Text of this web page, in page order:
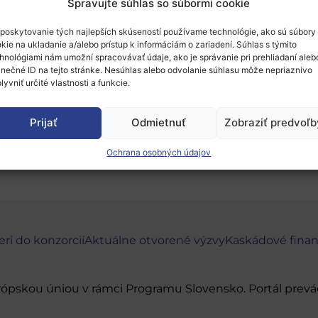
Spravujte súhlas so súbormi cookie
tých najlepších skúseností používame technológie, ako sú súbory
na ukladanie a/alebo prístup k informáciám o zariadení. Súhlas s týmito
nám umožní spracovávať údaje, ako je správanie pri prehliadaní
ID na tejto stránke. Nesúhlas alebo odvolanie súhlasu môže nepriaznivo
určité vlastnosti a funkcie.
Prijať Odmietnuť Zobraziť
Ochrana osobných údajov
konzorciuma hľadá ďalších partnerov.
LC-GD-5-1-2020Green airports and
záujmu kontaktujte priamo kontakt z
do konzorciíAktuálne otvorené výzvyKaskádové
úniou v rámci Programu Slovensko. Portál